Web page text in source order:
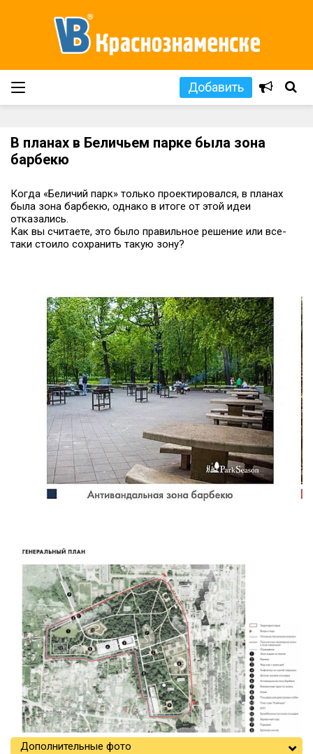
Добавить
В планах в Беличьем парке была зона
барбекю
Когда «Беличий парк» только проектировался, в планах
была зона барбекю, однако в итоге от этой идеи
отказались.
Как вы считаете, это было правильное решение или все-
таки стоило сохранить такую зону?
Дополнительные фото